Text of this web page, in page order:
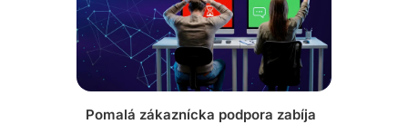
Pomalá zákaznícka podpora zabíja